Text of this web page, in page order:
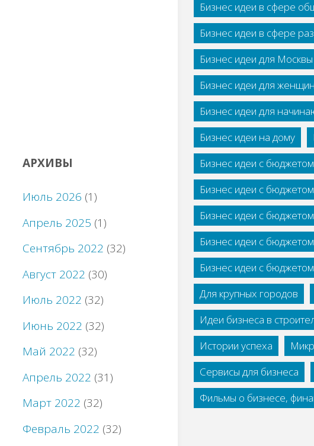
Бизнес идеи в сфере
Бизнес идеи в сфере
Бизнес идеи для Москвы
Бизнес идеи для женщин
Бизнес идеи для
Бизнес идеи на дому
Бизнес идеи с
Бизнес идеи с
Бизнес идеи с
Бизнес идеи с
Бизнес идеи с
Для крупных городов
Идеи бизнеса в
Истории успеха
Сервисы для бизнеса
Фильмы о бизнесе,
АРХИВЫ
Июль 2026 (1)
Апрель 2025 (1)
Сентябрь 2022 (32)
Август 2022 (30)
Июль 2022 (32)
Июнь 2022 (32)
Май 2022 (32)
Апрель 2022 (31)
Март 2022 (32)
Февраль 2022 (32)